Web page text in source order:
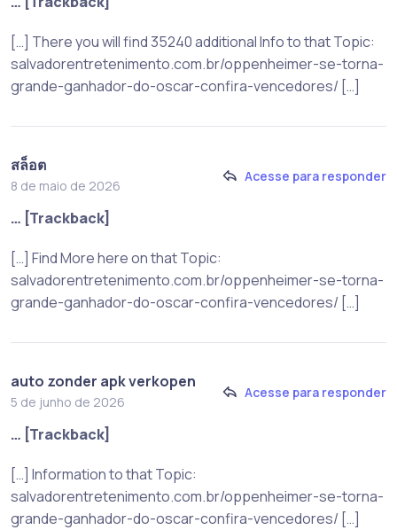
[…] There you will find 35240 additional Info to that Topic:
salvadorentretenimento.com.br/oppenheimer-se-torna-
grande-ganhador-do-oscar-confira-vencedores/ […]
สล็อต
8 de maio de 2026
Acesse para responder
… [Trackback]
[…] Find More here on that Topic:
salvadorentretenimento.com.br/oppenheimer-se-torna-
grande-ganhador-do-oscar-confira-vencedores/ […]
auto zonder apk verkopen
5 de junho de 2026
Acesse para responder
… [Trackback]
[…] Information to that Topic:
salvadorentretenimento.com.br/oppenheimer-se-torna-
grande-ganhador-do-oscar-confira-vencedores/ […]